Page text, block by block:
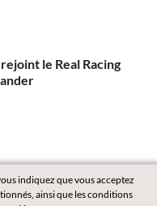
le Real Racing
indiquez que vous acceptez
ainsi que les conditions